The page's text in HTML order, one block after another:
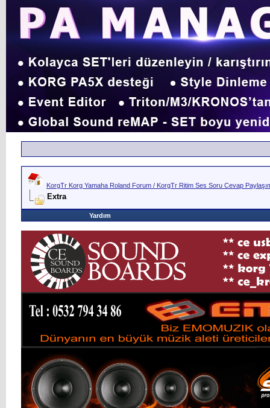
KorgTr Korg Yamaha Roland Forum / KorgTr Ritim Ses Soru Cevap
Extra
Yardım